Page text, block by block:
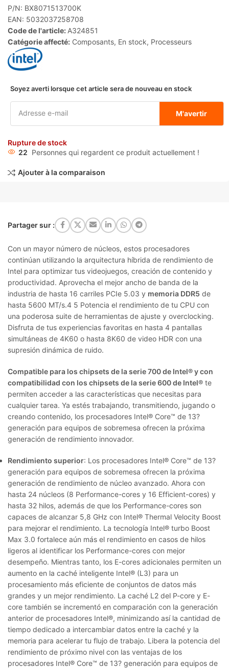
P/N: BX8071513700K
EAN: 5032037258708
Code de l'article: A324851
Catégorie affecté: Composants, En stock, Processeurs
Soyez averti lorsque cet article sera de nouveau en stock
M'avertir
Rupture de stock
22 Personnes qui regardent ce produit actuellement !
Ajouter à la comparaison
Partager sur :
Con un mayor número de núcleos, estos procesadores
continúan utilizando la arquitectura híbrida de rendimiento de
Intel para optimizar tus videojuegos, creación de contenido y
productividad. Aprovecha el mejor ancho de banda de la
industria de hasta 16 carriles PCIe 5.03 y memoria DDR5 de
hasta 5600 MT/s.4 5 Potencia el rendimiento de tu CPU con
una poderosa suite de herramientas de ajuste y overclocking.
Disfruta de tus experiencias favoritas en hasta 4 pantallas
simultáneas de 4K60 o hasta 8K60 de video HDR con una
supresión dinámica de ruido.
Compatible para los chipsets de la serie 700 de Intel® y con
compatibilidad con los chipsets de la serie 600 de Intel® te
permiten acceder a las características que necesitas para
cualquier tarea. Ya estés trabajando, transmitiendo, jugando o
creando contenido, los procesadores Intel® Core™ de 13?
generación para equipos de sobremesa ofrecen la próxima
generación de rendimiento innovador.
Rendimiento superior: Los procesadores Intel® Core™ de 13?
generación para equipos de sobremesa ofrecen la próxima
generación de rendimiento de núcleo avanzado. Ahora con
hasta 24 núcleos (8 Performance-cores y 16 Efficient-cores) y
hasta 32 hilos, además de que los Performance-cores son
capaces de alcanzar 5,8 GHz con Intel® Thermal Velocity Boost
para mejorar el rendimiento. La tecnología Intel® turbo Boost
Max 3.0 fortalece aún más el rendimiento en casos de hilos
ligeros al identificar los Performance-cores con mejor
desempeño. Mientras tanto, los E-cores adicionales permiten un
aumento en la caché inteligente Intel® (L3) para un
procesamiento más eficiente de conjuntos de datos más
grandes y un mejor rendimiento. La caché L2 del P-core y E-
core también se incrementó en comparación con la generación
anterior de procesadores Intel®, minimizando así la cantidad de
tiempo dedicado a intercambiar datos entre la caché y la
memoria para acelerar tu flujo de trabajo. Libera la potencia del
rendimiento de próximo nivel con las ventajas de los
procesadores Intel® Core™ de 13? generación para equipos de